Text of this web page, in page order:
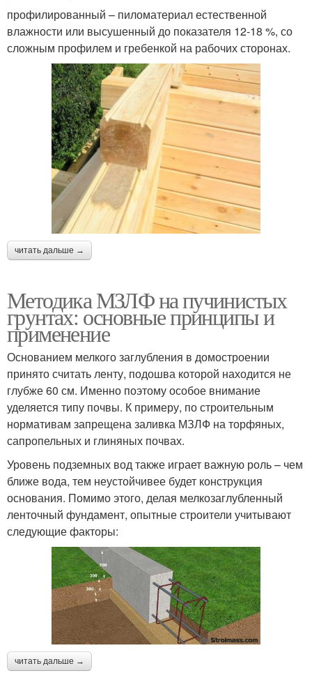
профилированный – пиломатериал естественной
влажности или высушенный до показателя 12-18 %, со
сложным профилем и гребенкой на рабочих сторонах.
читать дальше →
Методика МЗЛФ на пучинистых
грунтах: основные принципы и
применение
Основанием мелкого заглубления в домостроении
принято считать ленту, подошва которой находится не
глубже 60 см. Именно поэтому особое внимание
уделяется типу почвы. К примеру, по строительным
нормативам запрещена заливка МЗЛФ на торфяных,
сапропельных и глиняных почвах.
Уровень подземных вод также играет важную роль – чем
ближе вода, тем неустойчивее будет конструкция
основания. Помимо этого, делая мелкозаглубленный
ленточный фундамент, опытные строители учитывают
следующие факторы:
читать дальше →